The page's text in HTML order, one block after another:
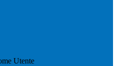
Utente